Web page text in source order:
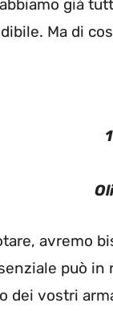
già
Ma di
avremo
può
dei vostri